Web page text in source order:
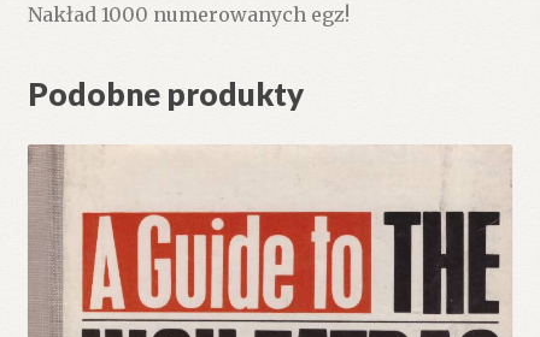
Nakład 1000 numerowanych egz!
Podobne produkty